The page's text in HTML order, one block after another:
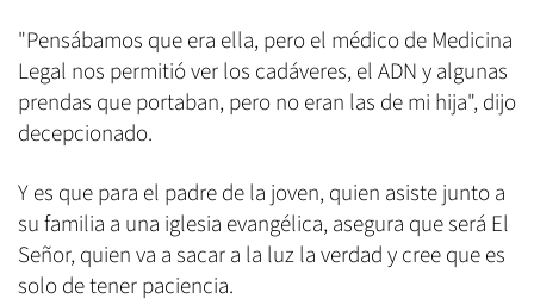
"Pensábamos que era ella, pero el médico de Medicina
Legal nos permitió ver los cadáveres, el ADN y algunas
prendas que portaban, pero no eran las de mi hija", dijo
decepcionado.
Y es que para el padre de la joven, quien asiste junto a
su familia a una iglesia evangélica, asegura que será El
Señor, quien va a sacar a la luz la verdad y cree que es
solo de tener paciencia.